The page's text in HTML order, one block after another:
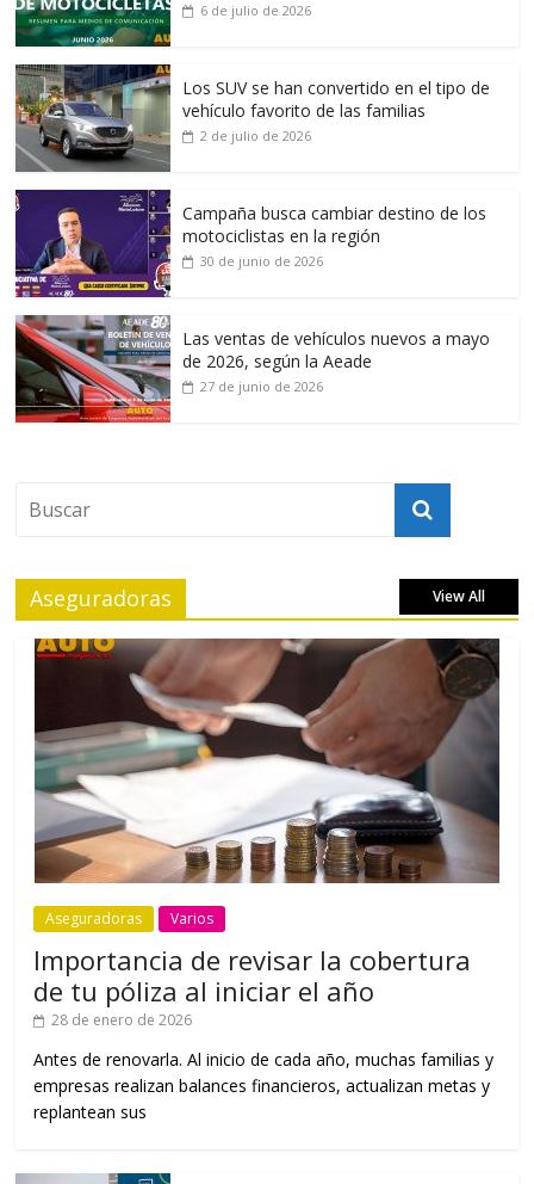
6 de julio de 2026
Los SUV se han convertido en el tipo de
vehículo favorito de las familias
2 de julio de 2026
Campaña busca cambiar destino de los
motociclistas en la región
30 de junio de 2026
Las ventas de vehículos nuevos a mayo
de 2026, según la Aeade
27 de junio de 2026
Aseguradoras View All
Aseguradoras Varios
Importancia de revisar la cobertura
de tu póliza al iniciar el año
28 de enero de 2026
Antes de renovarla. Al inicio de cada año, muchas familias y
empresas realizan balances financieros, actualizan metas y
replantean sus